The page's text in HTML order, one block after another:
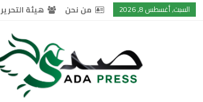
السبت, أغسطس 8, 2026 من نحن هيئة التحرير